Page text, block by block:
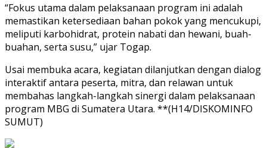
“Fokus utama dalam pelaksanaan program ini adalah
memastikan ketersediaan bahan pokok yang mencukupi,
meliputi karbohidrat, protein nabati dan hewani, buah-
buahan, serta susu,” ujar Togap.
Usai membuka acara, kegiatan dilanjutkan dengan dialog
interaktif antara peserta, mitra, dan relawan untuk
membahas langkah-langkah sinergi dalam pelaksanaan
program MBG di Sumatera Utara. **(H14/DISKOMINFO
SUMUT)